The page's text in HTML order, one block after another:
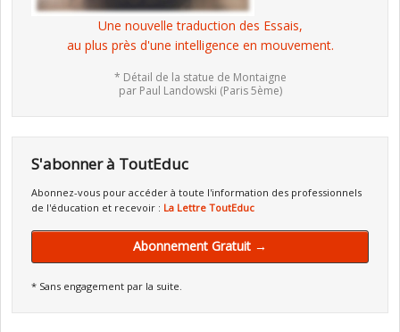
Une nouvelle traduction des Essais,
au plus près d'une intelligence en mouvement.
* Détail de la statue de Montaigne
par Paul Landowski (Paris 5ème)
S'abonner à ToutEduc
Abonnez-vous pour accéder à toute l'information des professionnels
de l'éducation et recevoir : La Lettre ToutEduc
Abonnement Gratuit →
* Sans engagement par la suite.